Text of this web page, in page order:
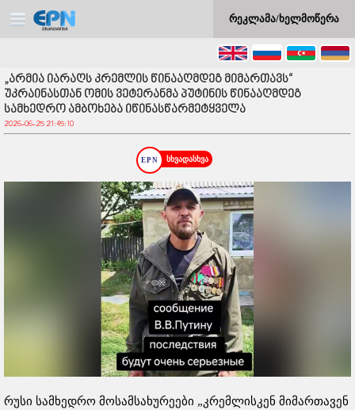
რეკლამა/ხელმოწერა
„არმია იარაღს კრემლის წინააღმდეგ მიმართავს“
უკრაინასთან ომის ვეტერანმა პუტინის წინააღმდეგ
სამხედრო ამბოხება იწინასწარმეტყველა
2026-06-25 21:45:10
სხვადასხვა
რუსი სამხედრო მოსამსახურეები „კრემლისკენ მიმართავენ